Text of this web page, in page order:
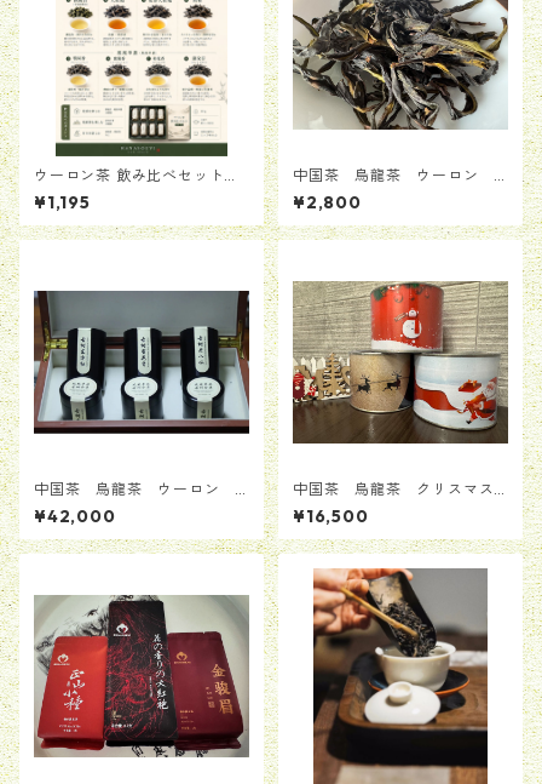
ウーロン茶 飲み比べセット（8
種類・各3g）
¥1,195
中国茶 烏龍茶 ウーロン 2
024 鳳凰単叢 雪片 25g
¥2,800
中国茶 烏龍茶 ウーロン
鳳凰単叢古樹 稀少香型コレク
ション 8g＊6缶 ギフトボッ
クス入り
¥42,000
中国茶 烏龍茶 クリスマス
限定 ギフト 全国送料無料
¥16,500